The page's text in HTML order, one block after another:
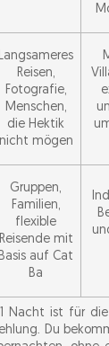
Langsameres
Reisen,
Fotografie,
Menschen,
die Hektik
nicht mögen
Gruppen,
Familien,
flexible
Reisende mit
Basis auf Cat
Ba
Nacht ist für
Du